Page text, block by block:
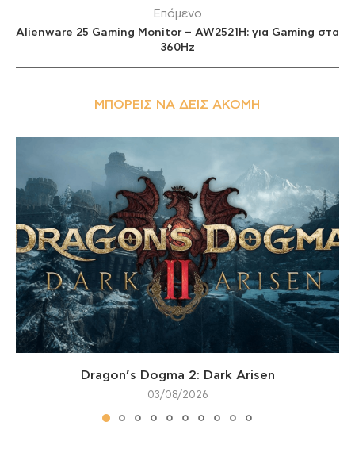
Επόμενο
Alienware 25 Gaming Monitor – AW2521H: για Gaming στα
360Hz
ΜΠΟΡΕΊΣ ΝΑ ΔΕΙΣ ΑΚΌΜΗ
Dragon’s Dogma 2: Dark Arisen
03/08/2026